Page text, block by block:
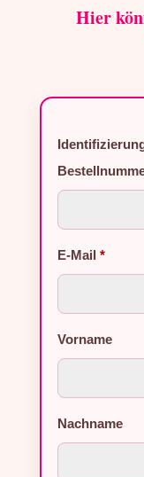
Hier
E-Mail *
E-Mail
Vorname
Nachname